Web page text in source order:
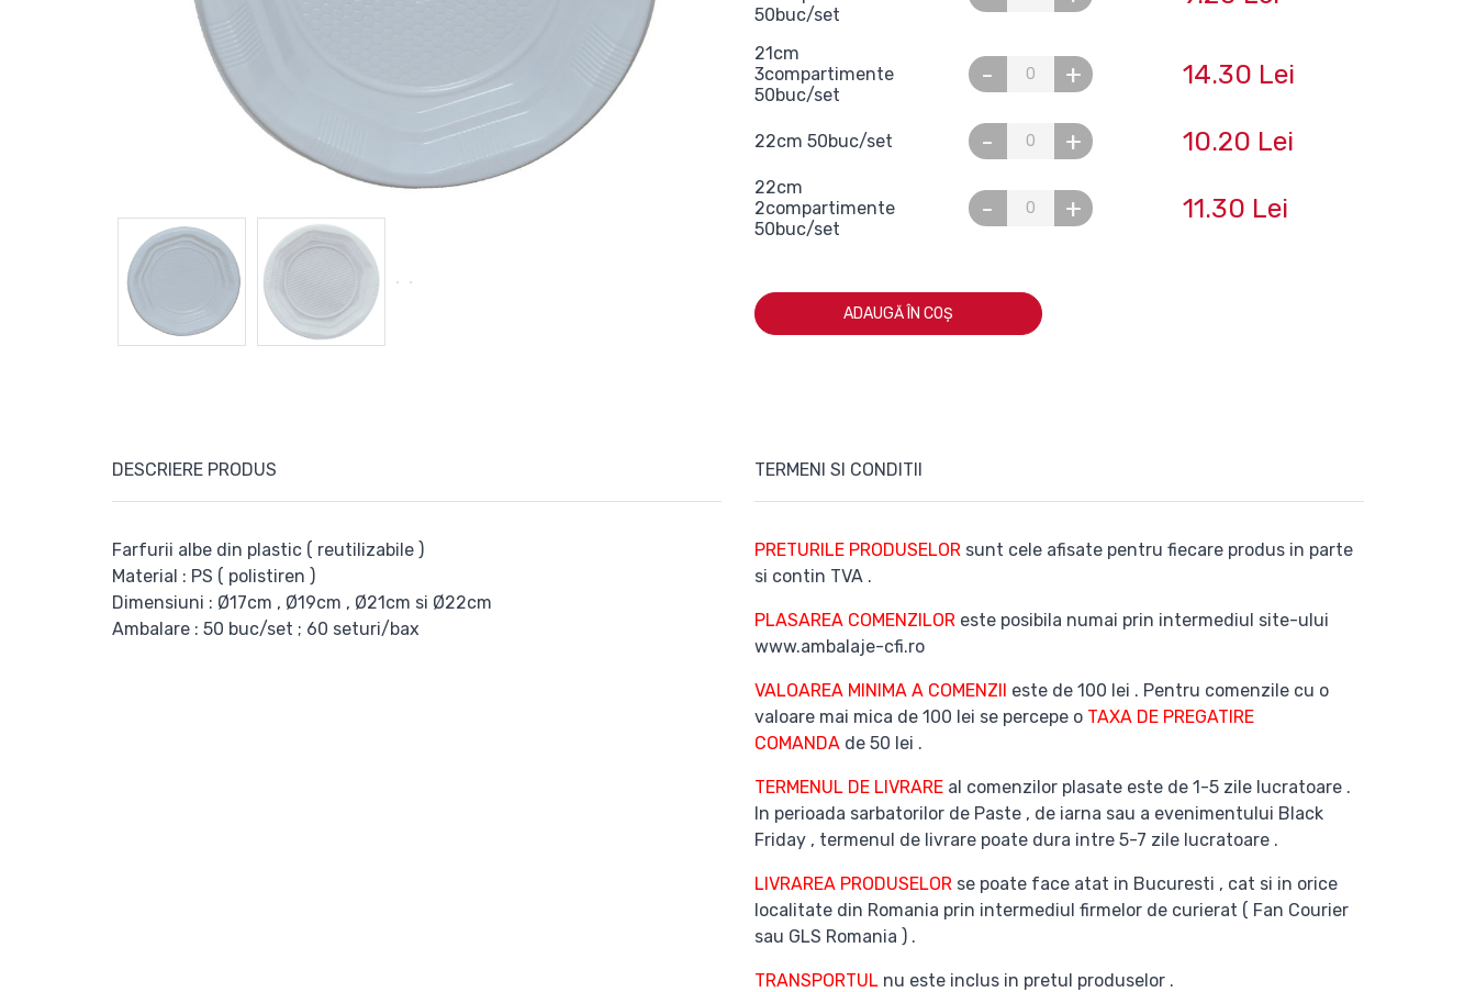
50buc/set
21cm
3compartimente
50buc/set
- + 14.30 Lei
22cm 50buc/set - + 10.20 Lei
22cm
2compartimente
50buc/set
- + 11.30 Lei
ADAUGĂ ÎN COȘ
DESCRIERE PRODUS
Farfurii albe din plastic ( reutilizabile )
Material : PS ( polistiren )
Dimensiuni : Ø17cm , Ø19cm , Ø21cm si Ø22cm
Ambalare : 50 buc/set ; 60 seturi/bax
TERMENI SI CONDITII
PRETURILE PRODUSELOR sunt cele afisate pentru fiecare produs in parte
si contin TVA .
PLASAREA COMENZILOR este posibila numai prin intermediul site-ului
www.ambalaje-cfi.ro
VALOAREA MINIMA A COMENZII este de 100 lei . Pentru comenzile cu o
valoare mai mica de 100 lei se percepe o TAXA DE PREGATIRE
COMANDA de 50 lei .
TERMENUL DE LIVRARE al comenzilor plasate este de 1-5 zile lucratoare .
In perioada sarbatorilor de Paste , de iarna sau a evenimentului Black
Friday , termenul de livrare poate dura intre 5-7 zile lucratoare .
LIVRAREA PRODUSELOR se poate face atat in Bucuresti , cat si in orice
localitate din Romania prin intermediul firmelor de curierat ( Fan Courier
sau GLS Romania ) .
TRANSPORTUL nu este inclus in pretul produselor .